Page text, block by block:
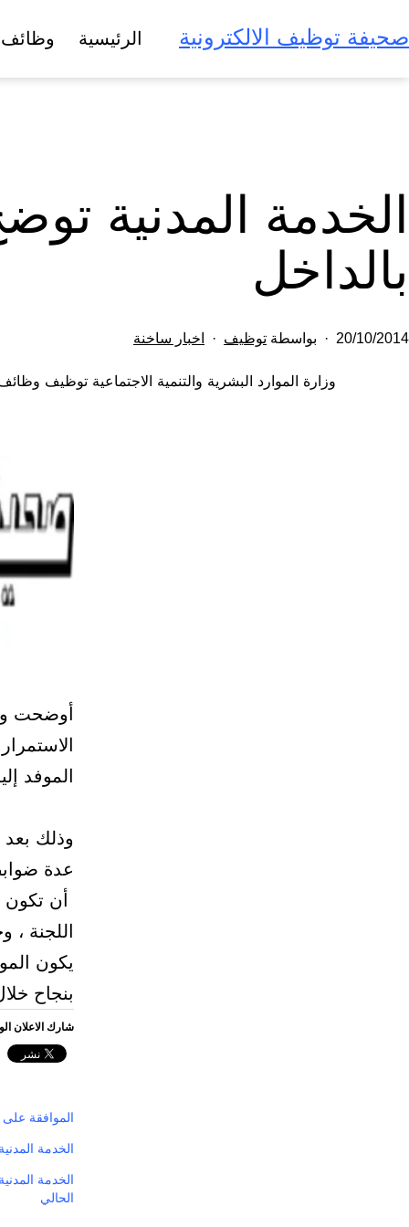
إلى
المحتوى
صحيفة توظيف الالكترونية الرئيسية
الخدمة المدنية
بالداخل
تم
في
20/10/2014 بواسطة توظيف اخبار ساخنة
وزارة الموارد البشرية والتنمية الاجتماعية توظيف
أوضحت
الموفد
وذلك
عدة
أن تكون
اللجنة
يكون
بنجاح
شارك الاعلان
الموافقة على
الخدمة
الحالي